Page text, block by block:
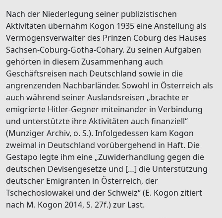
Nach der Niederlegung seiner publizistischen
Aktivitäten übernahm Kogon 1935 eine Anstellung als
Vermögensverwalter des Prinzen Coburg des Hauses
Sachsen-Coburg-Gotha-Cohary. Zu seinen Aufgaben
gehörten in diesem Zusammenhang auch
Geschäftsreisen nach Deutschland sowie in die
angrenzenden Nachbarländer. Sowohl in Österreich als
auch während seiner Auslandsreisen „brachte er
emigrierte Hitler-Gegner miteinander in Verbindung
und unterstützte ihre Aktivitäten auch finanziell“
(Munziger Archiv, o. S.). Infolgedessen kam Kogon
zweimal in Deutschland vorübergehend in Haft. Die
Gestapo legte ihm eine „Zuwiderhandlung gegen die
deutschen Devisengesetze und […] die Unterstützung
deutscher Emigranten in Österreich, der
Tschechoslowakei und der Schweiz“ (E. Kogon zitiert
nach M. Kogon 2014, S. 27f.) zur Last.